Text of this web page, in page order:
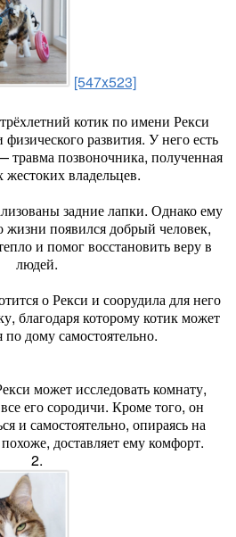
[547x523]
котик по имени Рекси
развития. У него есть
травма позвоночника, полученная
владельцев.
задние лапки. Однако ему
жизни появился добрый человек,
и помог восстановить веру в
людей.
о Рекси и соорудила для него
благодаря которому котик может
по дому самостоятельно.
может исследовать комнату,
его сородичи. Кроме того, он
и самостоятельно, опираясь на
доставляет ему комфорт.
2.